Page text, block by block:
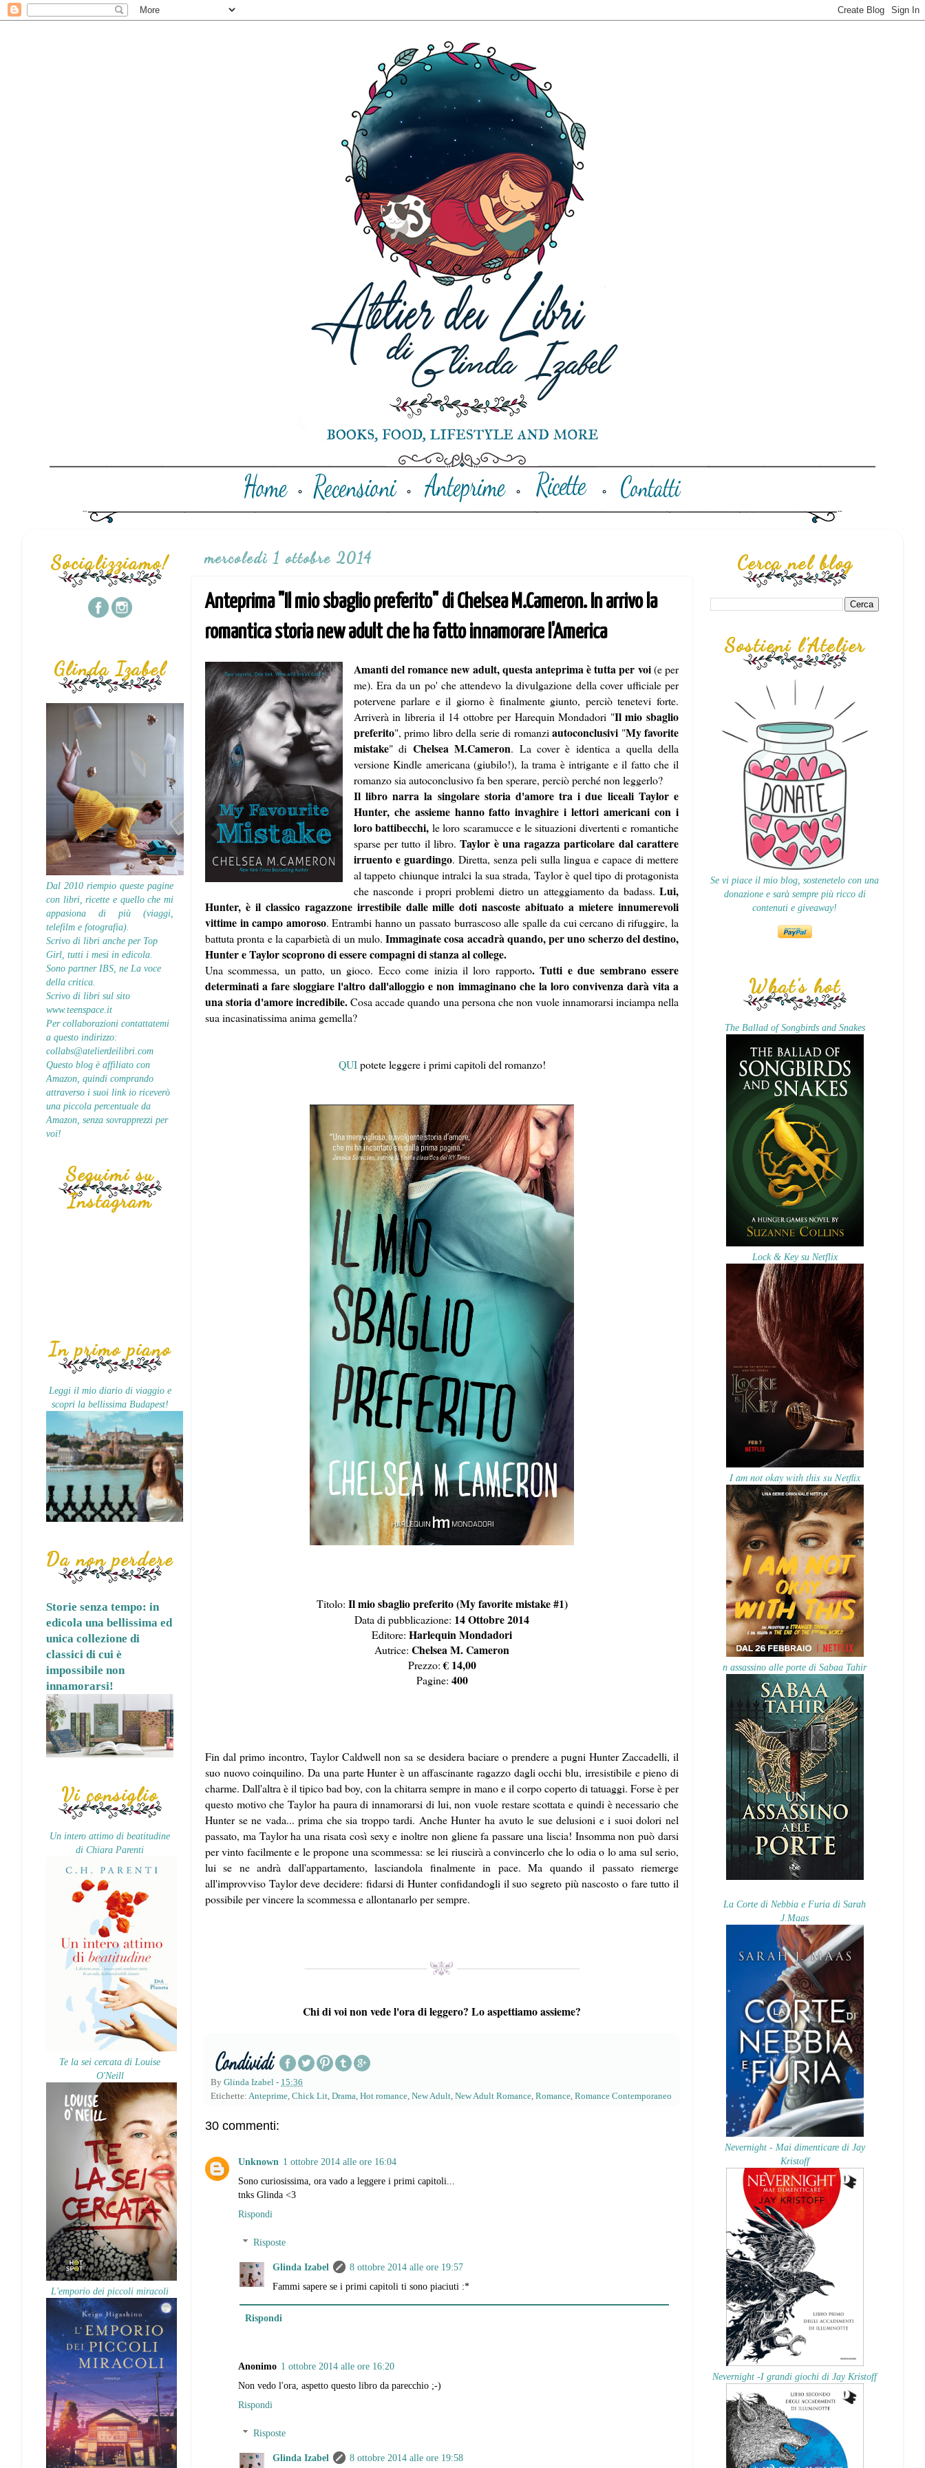
mercoledì 1 ottobre 2014
Anteprima "Il mio sbaglio preferito" di Chelsea M.Cameron. In arrivo la
romantica storia new adult che ha fatto innamorare l'America
Amanti del romance new adult, questa anteprima è tutta per voi(e per
me). Era da un po' che attendevo la divulgazione della cover ufficiale per
potervene parlare e il giorno è finalmente giunto, perciò tenetevi forte.
Arriverà in libreria il 14 ottobre per Harequin Mondadori "Il mio sbaglio
preferito", primo libro della serie di romanziautoconclusivi "My favorite
mistake" di Chelsea M.Cameron. La cover è identica a quella della
versione Kindle americana (giubilo!), la trama è intrigante e il fatto che il
romanzo sia autoconclusivo fa ben sperare, perciò perché non leggerlo?
Il libro narra la singolare storia d'amore tra i due liceali Taylor e
Hunter, che assieme hanno fatto invaghire i lettori americani con i
loro battibecchi, le loro scaramucce e le situazioni divertenti e romantiche
sparse per tutto il libro.Taylor è una ragazza particolare dal carattere
irruento e guardingo. Diretta, senza peli sulla lingua e capace di mettere
al tappeto chiunque intralci la sua strada, Taylor è quel tipo di protagonista
che nasconde i propri problemi dietro un atteggiamento da badass. Lui,
Hunter, è il classico ragazzone irrestibile dalle mille doti nascoste abituato a mietere innumerevoli
vittime in campo amoroso. Entrambi hanno un passato burrascoso alle spalle da cui cercano di rifuggire, la
battuta pronta e la caparbietà di un mulo. Immaginate cosa accadrà quando, per uno scherzo del destino,
Hunter e Taylor scoprono di essere compagni di stanza al college.
Una scommessa, un patto, un gioco. Ecco come inizia il loro rapporto. Tutti e due sembrano essere
determinati a fare sloggiare l'altro dall'alloggio e non immaginano che la loro convivenza darà vita a
una storia d'amore incredibile.Cosa accade quando una persona che non vuole innamorarsi inciampa nella
sua incasinatissima anima gemella?
QUIpotete leggere i primi capitoli del romanzo!
Titolo: Il mio sbaglio preferito (My favorite mistake #1)
Data di pubblicazione: 14 Ottobre 2014
Editore: Harlequin Mondadori
Autrice: Chelsea M. Cameron
Prezzo:€ 14,00
Pagine: 400
Fin dal primo incontro, Taylor Caldwell non sa se desidera baciare o prendere a pugni Hunter Zaccadelli, il
suo nuovo coinquilino. Da una parte Hunter è un affascinante ragazzo dagli occhi blu, irresistibile e pieno di
charme. Dall'altra è il tipico bad boy, con la chitarra sempre in mano e il corpo coperto di tatuaggi. Forse è per
questo motivo che Taylor ha paura di innamorarsi di lui, non vuole restare scottata e quindi è necessario che
Hunter se ne vada... prima che sia troppo tardi. Anche Hunter ha avuto le sue delusioni e i suoi dolori nel
passato, ma Taylor ha una risata così sexy e inoltre non gliene fa passare una liscia! Insomma non può darsi
per vinto facilmente e le propone una scommessa: se lei riuscirà a convincerlo che lo odia o lo ama sul serio,
lui se ne andrà dall'appartamento, lasciandola finalmente in pace. Ma quando il passato riemerge
all'improvviso Taylor deve decidere: fidarsi di Hunter confidandogli il suo segreto più nascosto o fare tutto il
possibile per vincere la scommessa e allontanarlo per sempre.
Chi di voi non vede l'ora di leggero? Lo aspettiamo assieme?
By Glinda Izabel - 15:36
Etichette: Anteprime, Chick Lit, Drama, Hot romance, New Adult, New Adult Romance, Romance, Romance Contemporaneo
30 commenti:
Unknown 1 ottobre 2014 alle ore 16:04
Sono curiosissima, ora vado a leggere i primi capitoli...
tnks Glinda <3
Rispondi
Risposte
Glinda Izabel
8 ottobre 2014 alle ore 19:57
Fammi sapere se i primi capitoli ti sono piaciuti :*
Rispondi
Anonimo 1 ottobre 2014 alle ore 16:20
Non vedo l'ora, aspetto questo libro da parecchio ;-)
Rispondi
Risposte
Glinda Izabel 8 ottobre 2014 alle ore 19:58
Socializziamo!
Glinda Izabel
Dal 2010 riempio queste pagine
con libri, ricette e quello che mi
appasiona di più (viaggi,
telefilm e fotografia).
Scrivo di libri anche per Top
Girl, tutti i mesi in edicola.
Sono partner IBS, ne La voce
della critica.
Scrivo di libri sul sito
www.teenspace.it
Per collaborazioni contattatemi
a questo indirizzo:
collabs@atelierdeilibri.com
Questo blog è affiliato con
Amazon, quindi comprando
attraverso i suoi link io riceverò
una piccola percentuale da
Amazon, senza sovrapprezzi per
voi!
Seguimi su
Instagram
In primo piano
Leggi il mio diario di viaggio e
scopri la bellissima Budapest!
Da non perdere
Storie senza tempo: in
edicola una bellissima ed
unica collezione di
classici di cui è
impossibile non
innamorarsi!
Vi consiglio
Un intero attimo di beatitudine
di Chiara Parenti
Te la sei cercata di Louise
O'Neill
L'emporio dei piccoli miracoli
Cerca nel blog
Sostieni l'Atelier
Se vi piace il mio blog, sostenetelo con una
donazione e sarà sempre più ricco di
contenuti e giveaway!
What's hot
The Ballad of Songbirds and Snakes
Lock & Key su Netflix
I am not okay with this su Netflix
n assassino alle porte di Sabaa Tahir
La Corte di Nebbia e Furia di Sarah
J.Maas
Nevernight - Mai dimenticare di Jay
Kristoff
Nevernight -I grandi giochi di Jay Kristoff